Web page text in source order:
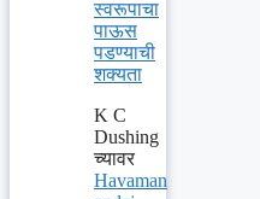
स्वरूपाचा
पाऊस
पडण्याची
शक्यता
K C
Dushing
च्यावर
Havaman